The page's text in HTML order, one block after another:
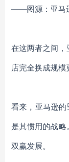
——图源：亚马
在这两者之间
店完全换成规模
看来，亚马逊的
是其惯用的战略
双赢发展。